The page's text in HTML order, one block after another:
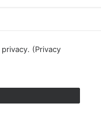
(Privacy